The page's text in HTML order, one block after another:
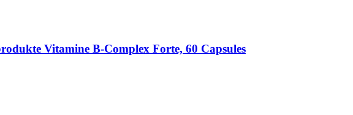
Vitamine B-​Complex Forte, 60 Capsules